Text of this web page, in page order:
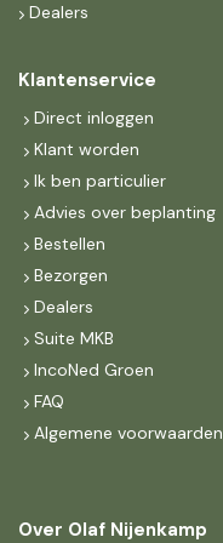
Dealers
Klantenservice
Direct inloggen
Klant worden
Ik ben particulier
Advies over beplanting
Bestellen
Bezorgen
Dealers
Suite MKB
IncoNed Groen
FAQ
Algemene voorwaarden
Over Olaf Nijenkamp